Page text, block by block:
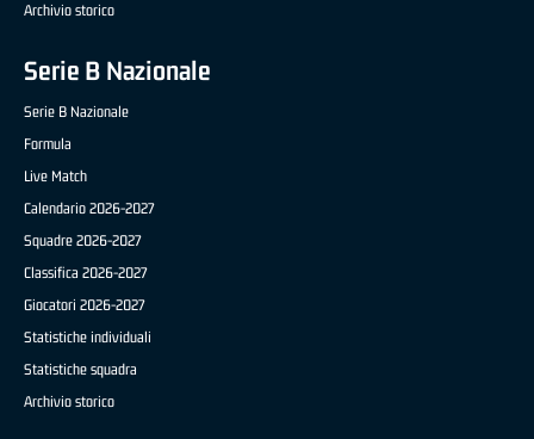
Archivio storico
Serie B Nazionale
Serie B Nazionale
Formula
Live Match
Calendario 2026-2027
Squadre 2026-2027
Classifica 2026-2027
Giocatori 2026-2027
Statistiche individuali
Statistiche squadra
Archivio storico